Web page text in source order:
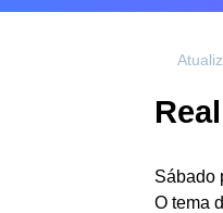
Sábado
O tema